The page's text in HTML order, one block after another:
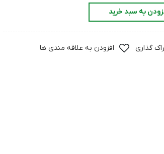
به سبد خرید
گذاری افزودن به علاقه مندی ها